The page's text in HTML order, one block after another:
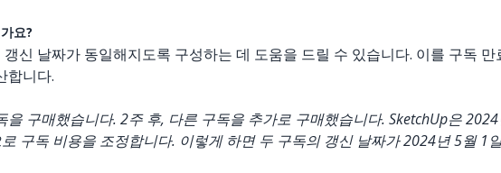
요?
신 날짜가 동일해지도록 구성하는 데 도움을 드릴 수 있습니다. 이를 구독
합니다.
구매했습니다. 2주 후, 다른 구독을 추가로 구매했습니다. SketchUp은
구독 비용을 조정합니다. 이렇게 하면 두 구독의 갱신 날짜가 2024년 5월 1